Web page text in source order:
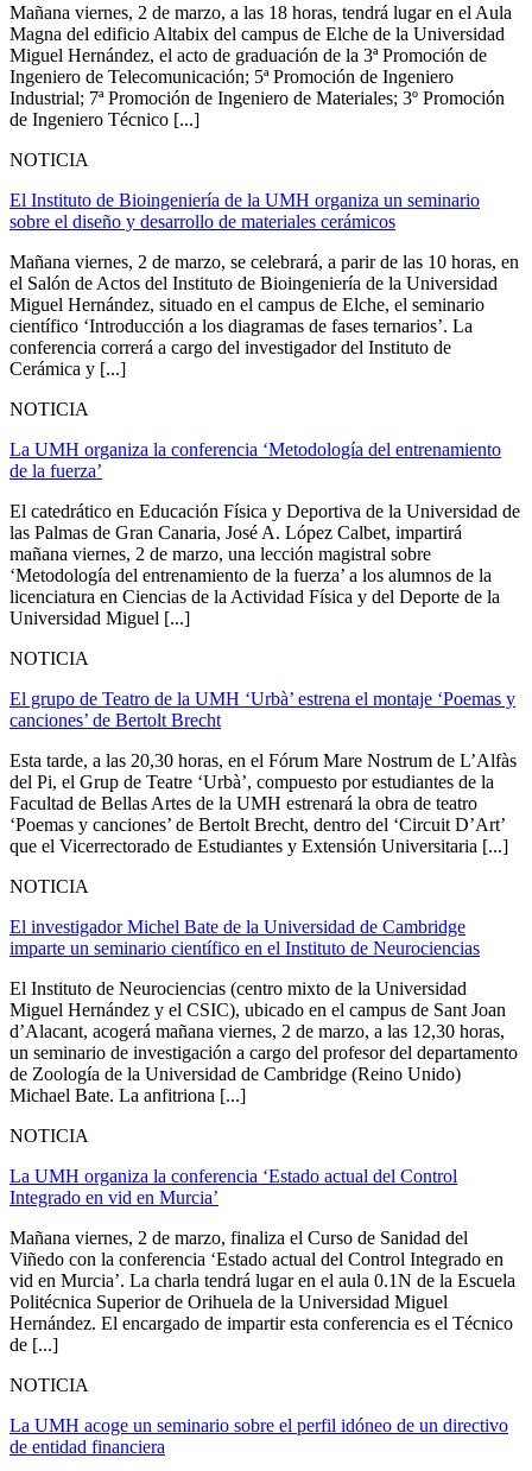
Mañana viernes, 2 de marzo, a las 18 horas, tendrá lugar en el Aula
Magna del edificio Altabix del campus de Elche de la Universidad
Miguel Hernández, el acto de graduación de la 3ª Promoción de
Ingeniero de Telecomunicación; 5ª Promoción de Ingeniero
Industrial; 7ª Promoción de Ingeniero de Materiales; 3º Promoción
de Ingeniero Técnico [...]
NOTICIA
El Instituto de Bioingeniería de la UMH organiza un seminario
sobre el diseño y desarrollo de materiales cerámicos
Mañana viernes, 2 de marzo, se celebrará, a parir de las 10 horas, en
el Salón de Actos del Instituto de Bioingeniería de la Universidad
Miguel Hernández, situado en el campus de Elche, el seminario
científico ‘Introducción a los diagramas de fases ternarios’. La
conferencia correrá a cargo del investigador del Instituto de
Cerámica y [...]
NOTICIA
La UMH organiza la conferencia ‘Metodología del entrenamiento
de la fuerza’
El catedrático en Educación Física y Deportiva de la Universidad de
las Palmas de Gran Canaria, José A. López Calbet, impartirá
mañana viernes, 2 de marzo, una lección magistral sobre
‘Metodología del entrenamiento de la fuerza’ a los alumnos de la
licenciatura en Ciencias de la Actividad Física y del Deporte de la
Universidad Miguel [...]
NOTICIA
El grupo de Teatro de la UMH ‘Urbà’ estrena el montaje ‘Poemas y
canciones’ de Bertolt Brecht
Esta tarde, a las 20,30 horas, en el Fórum Mare Nostrum de L’Alfàs
del Pi, el Grup de Teatre ‘Urbà’, compuesto por estudiantes de la
Facultad de Bellas Artes de la UMH estrenará la obra de teatro
‘Poemas y canciones’ de Bertolt Brecht, dentro del ‘Circuit D’Art’
que el Vicerrectorado de Estudiantes y Extensión Universitaria [...]
NOTICIA
El investigador Michel Bate de la Universidad de Cambridge
imparte un seminario científico en el Instituto de Neurociencias
El Instituto de Neurociencias (centro mixto de la Universidad
Miguel Hernández y el CSIC), ubicado en el campus de Sant Joan
d’Alacant, acogerá mañana viernes, 2 de marzo, a las 12,30 horas,
un seminario de investigación a cargo del profesor del departamento
de Zoología de la Universidad de Cambridge (Reino Unido)
Michael Bate. La anfitriona [...]
NOTICIA
La UMH organiza la conferencia ‘Estado actual del Control
Integrado en vid en Murcia’
Mañana viernes, 2 de marzo, finaliza el Curso de Sanidad del
Viñedo con la conferencia ‘Estado actual del Control Integrado en
vid en Murcia’. La charla tendrá lugar en el aula 0.1N de la Escuela
Politécnica Superior de Orihuela de la Universidad Miguel
Hernández. El encargado de impartir esta conferencia es el Técnico
de [...]
NOTICIA
La UMH acoge un seminario sobre el perfil idóneo de un directivo
de entidad financiera